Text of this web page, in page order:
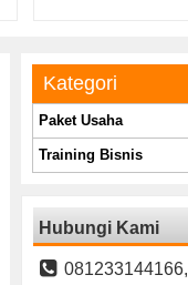
Kategori
Paket Usaha
Training Bisnis
Hubungi Kami
081233144166,